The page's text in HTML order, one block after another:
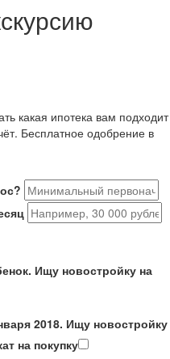
какая ипотека вам подходит
Бесплатное одобрение в
Ищу новостройку на
2018. Ищу новостройку
на покупку